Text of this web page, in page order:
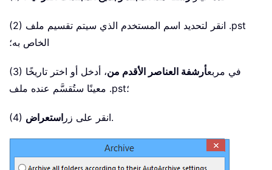
(2) انقر لتحديد اسم المستخدم الذي سيتم تقسيم ملف .pst
الخاص به؛
(3) في مربعأرشفة العناصر الأقدم من، أدخل أو اختر تاريخًا
معينًا ستُقسَّم عنده ملف .pst؛
(4) انقر على زر استعراض .